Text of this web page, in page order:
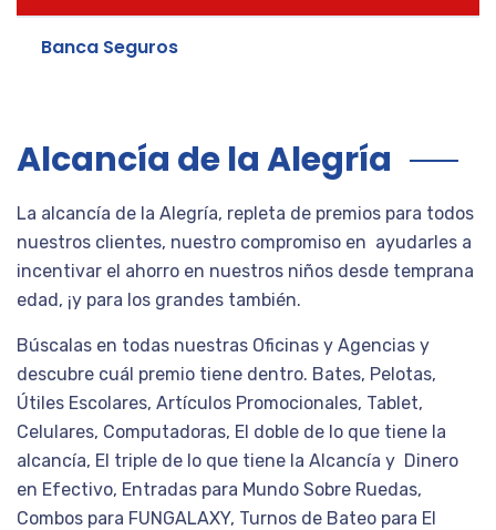
Banca Seguros
Alcancía de la Alegría
La alcancía de la Alegría, repleta de premios para todos
nuestros clientes, nuestro compromiso en ayudarles a
incentivar el ahorro en nuestros niños desde temprana
edad, ¡y para los grandes también.
Búscalas en todas nuestras Oficinas y Agencias y
descubre cuál premio tiene dentro. Bates, Pelotas,
Útiles Escolares, Artículos Promocionales, Tablet,
Celulares, Computadoras, El doble de lo que tiene la
alcancía, El triple de lo que tiene la Alcancía y Dinero
en Efectivo, Entradas para Mundo Sobre Ruedas,
Combos para FUNGALAXY, Turnos de Bateo para El